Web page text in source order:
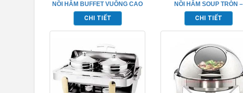
NỒI HÂM BUFFET VUÔNG CAO
CẤP – TPHM073
CHI TIẾT
NỒI HÂM SOUP TRÒN –
TP697026
CHI TIẾT